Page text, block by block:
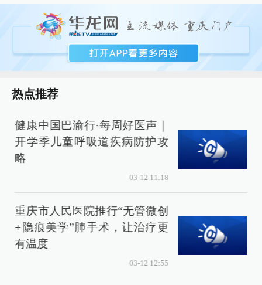
热点推荐
健康中国巴渝行·每周好医声｜
开学季儿童呼吸道疾病防护攻
略
03-12 11:18
重庆市人民医院推行“无管微创
+隐痕美学”肺手术，让治疗更
有温度
03-12 12:55